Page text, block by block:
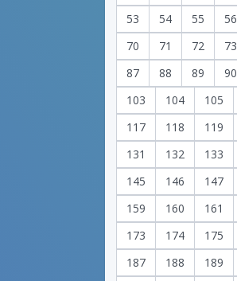
53
54 55 56
70
71 72 73
87
88 89 90
103
104 105
117
118 119
131
132 133
145
146 147
159
160 161
173
174 175
187
188 189